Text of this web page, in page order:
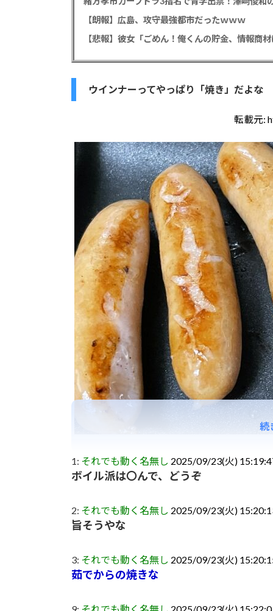
【朗報】広島、攻守最強都市だったｗｗｗ
ウインナーってやっぱり「焼き」だよな
転載元:
1: それでも動く名無し 2025/09/23(火)
ボイル派は〇んで、どうぞ
2: それでも動く名無し 2025/09/23(火)
旨そうやな
3: それでも動く名無し 2025/09/23(火)
茹でからの焼きな
続